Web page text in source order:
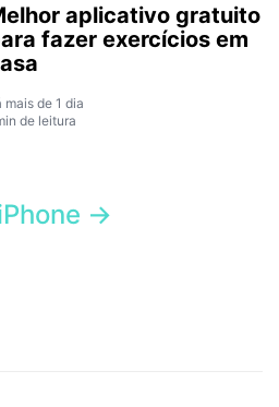
aplicativo gratuito
fazer exercícios em
mais de 1 dia
de leitura
→